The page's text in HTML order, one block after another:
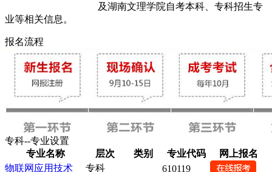
及湖南文理学院自考本科、专科招生专
业等相关信息。
报名流程
专科--专业设置
专业名称
层次 类别 专业代码
网上报名
物联网应用技术
专科
610119